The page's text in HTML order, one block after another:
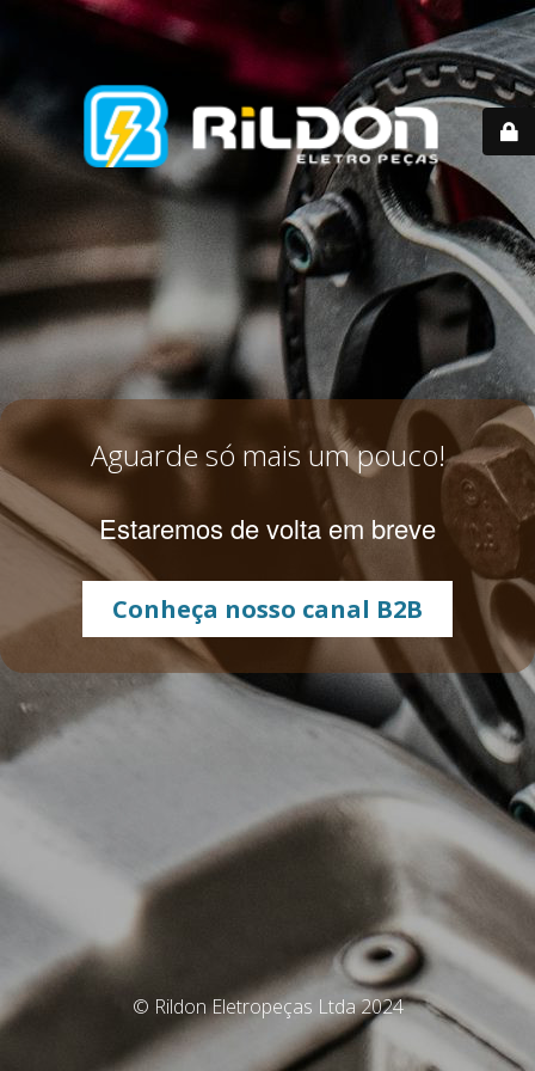
Aguarde só mais um pouco!
Estaremos de volta em breve
Conheça nosso canal B2B
© Rildon Eletropeças Ltda 2024